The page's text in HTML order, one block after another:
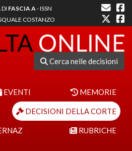
FASCIA A- ISSN
COSTANZO
Cerca nelle decisioni
EVENTI MEMORIE
DECISIONI DELLA CORTE
RUBRICHE